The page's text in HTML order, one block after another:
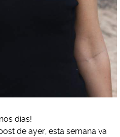
días!
de ayer, esta semana va